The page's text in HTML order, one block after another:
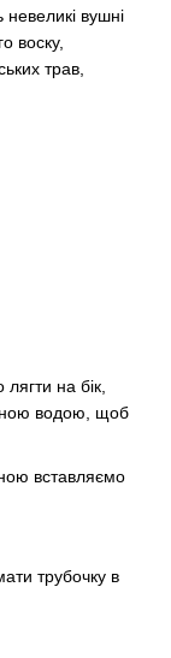
вушні
воску,
трав,
на бік,
водою, щоб
вставляємо
трубочку в